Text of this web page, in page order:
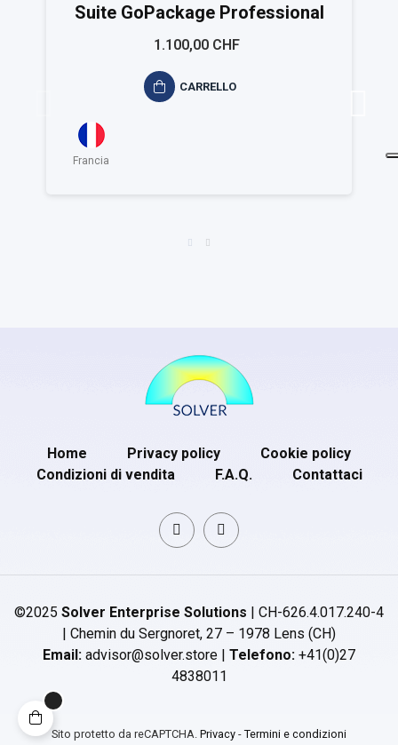
Suite GoPackage Professional
1.100,00 CHF
CARRELLO
Francia
Home Privacy policy
Cookie policy
Condizioni di vendita
F.A.Q. Contattaci
©2025 Solver Enterprise Solutions | CH-626.4.017.240-4
| Chemin du Sergnoret, 27 – 1978 Lens (CH)
Email: advisor@solver.store | Telefono: +41(0)27
4838011
Sito protetto da reCAPTCHA. Privacy - Termini e condizioni